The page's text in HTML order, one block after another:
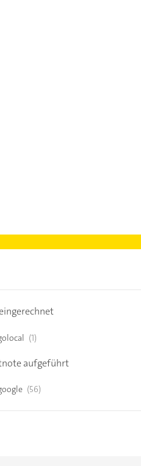
(1)
aufgeführt
(56)